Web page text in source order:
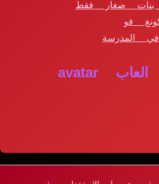
بنات صغار فقط
فو
المدرسة
✅ تصنيفات العاب avatar